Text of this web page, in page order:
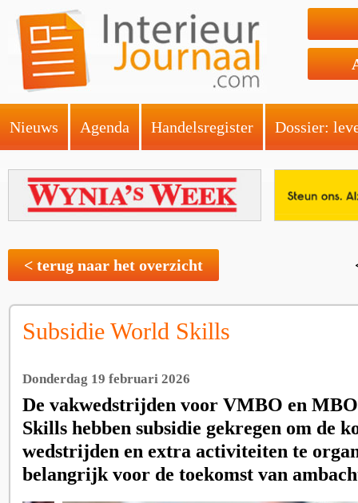
Nieuws Agenda Handelsregister Dossier:
< terug naar het overzicht
Subsidie World Skills
Donderdag 19 februari 2026
De vakwedstrijden voor VMBO en
Skills hebben subsidie gekregen om de
wedstrijden en extra activiteiten te
belangrijk voor de toekomst van